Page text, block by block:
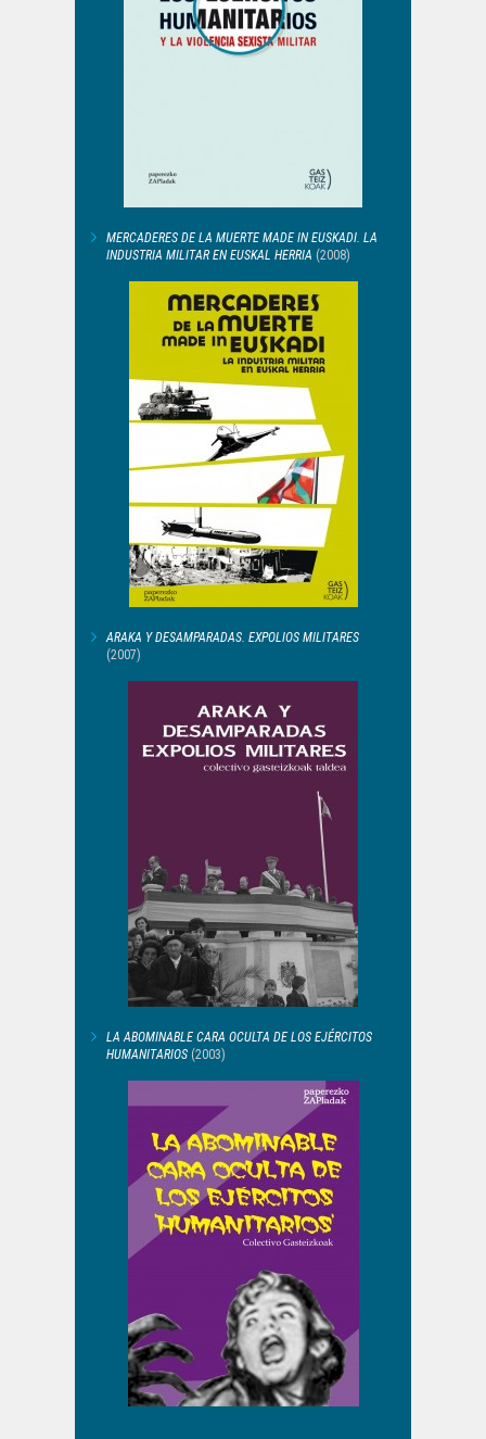
MERCADERES DE LA MUERTE MADE IN EUSKADI. LA
INDUSTRIA MILITAR EN EUSKAL HERRIA (2008)
ARAKA Y DESAMPARADAS. EXPOLIOS MILITARES
(2007)
LA ABOMINABLE CARA OCULTA DE LOS EJÉRCITOS
HUMANITARIOS (2003)